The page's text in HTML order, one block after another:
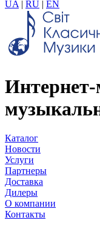
UA | RU | EN
Интернет-
Каталог
Новости
Услуги
Партнеры
Доставка
Дилеры
О компании
Контакты